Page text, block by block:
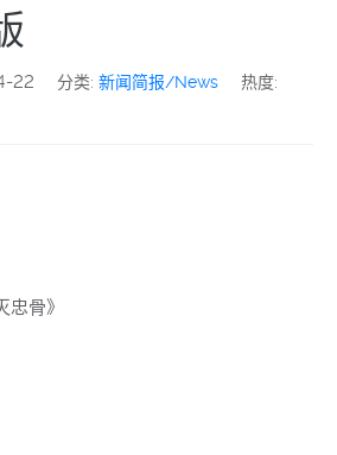
22 分类:新闻简报/News
热度:
忠骨》